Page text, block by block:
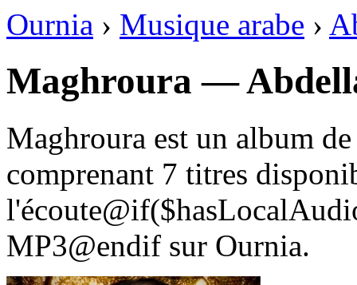
Ournia › Musique arabe ›
Maghroura —
Maghroura est un album
comprenant 7 titres
MP3@endif sur Ournia.